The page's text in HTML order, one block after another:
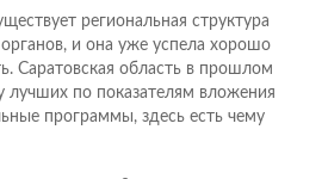
региональная структура
и она уже успела хорошо
Саратовская область в прошлом
лучших по показателям вложения
программы, здесь есть чему